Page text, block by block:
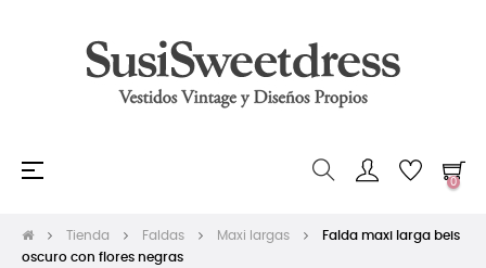
Navegación
☰
0
Tienda Faldas Maxi largas
Falda maxi larga beis
oscuro con flores negras